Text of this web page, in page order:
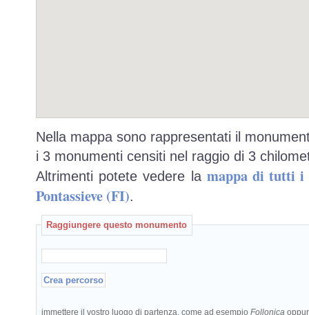
Nella mappa sono rappresentati il
i 3 monumenti censiti nel raggio di 3
Altrimenti potete vedere la mappa di tutti i
Pontassieve (FI).
Raggiungere questo monumento
immettere il vostro luogo di partenza, come ad esempio Follonica